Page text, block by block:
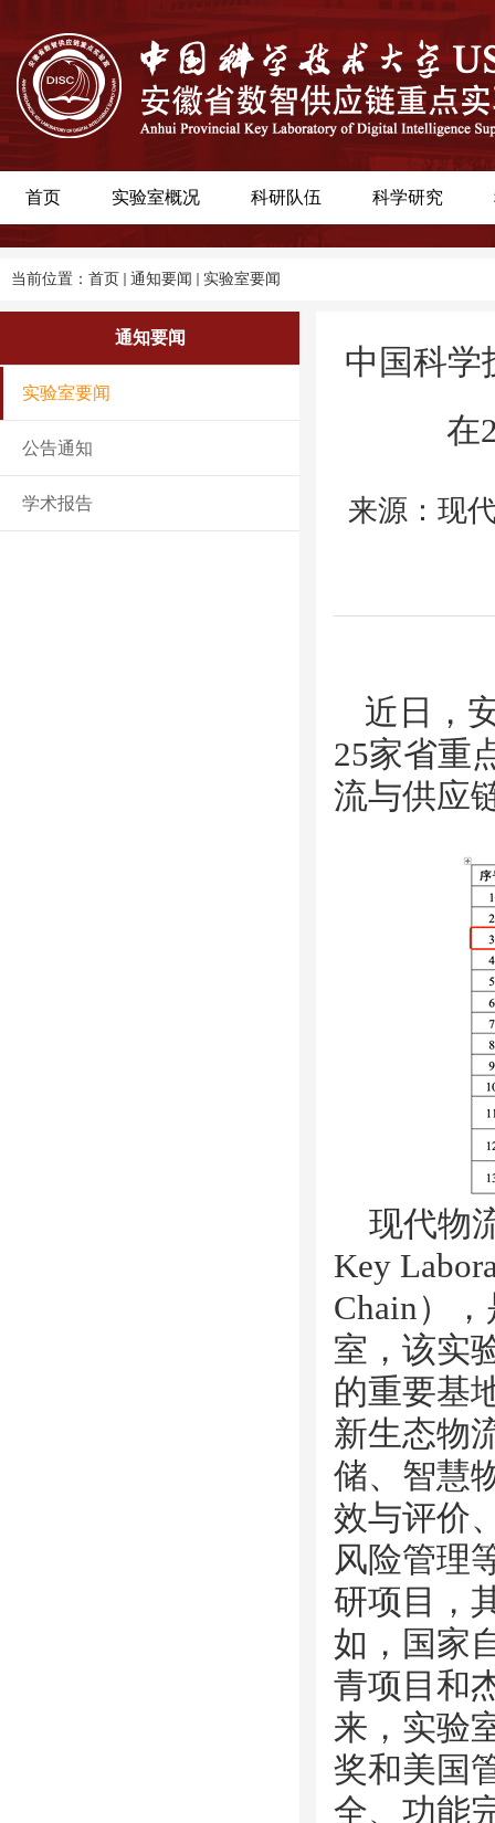
首页 实验室概况 科研队伍 科学研究
当前位置： 首页 通知要闻 实验室要闻
通知要闻
实验室要闻
公告通知
学术报告
中国科学
在
来源：现
近日，
25家省重
流与供应
现代物
Key
Chain）
室，该实
的重要基
新生态物
储、智慧
效与评价
风险管理
研项目，
如，国家
青项目和
来，实验
奖和美国
全、功能